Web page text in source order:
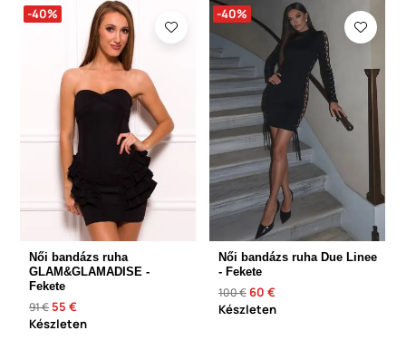
-40%
Női bandázs ruha
GLAM&GLAMADISE -
Fekete
91 € 55 €
Készleten
-40%
Női bandázs ruha Due Linee
- Fekete
100 € 60 €
Készleten